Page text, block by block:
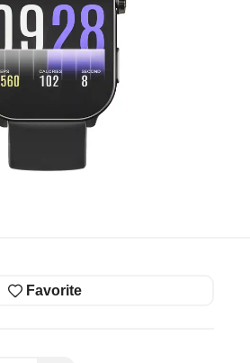
Favorite